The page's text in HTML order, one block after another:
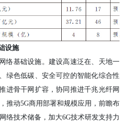
设施
络基础设施。建设高速泛在、天地一
绿色低碳、安全可控的智能化综合性
进骨干网扩容，协同推进千兆光纤网
推动5G商用部署和规模应用，前瞻布
络技术储备，加大6G技术研发支持力